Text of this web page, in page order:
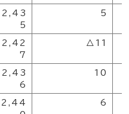
2,43
5
5
2,42
7
△11
2,43
6
10
2,44
6